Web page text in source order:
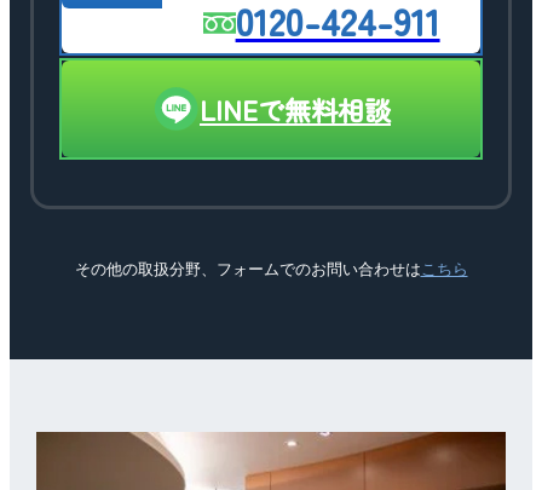
0120-424-911
LINEで無料相談
その他の取扱分野、フォームでのお問い合わせはこちら